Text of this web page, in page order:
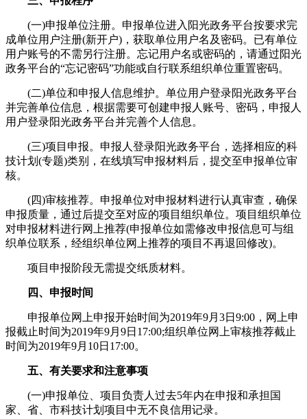
(一)申报单位注册。申报单位进入阳光政务平台按要求完
成单位用户注册(新开户)，获取单位用户名及密码。已有单位
用户账号的不需另行注册。忘记用户名或密码的，请通过阳光
政务平台的“忘记密码”功能或自行联系组织单位重置密码。
(二)单位和申报人信息维护。单位用户登录阳光政务平台
并完善单位信息，根据需要可创建申报人账号、密码，申报人
用户登录阳光政务平台并完善个人信息。
(三)项目申报。申报人登录阳光政务平台，选择相应的科
技计划(专题)类别，在线填写申报材料后，提交至申报单位审
核。
(四)审核推荐。申报单位对申报材料进行认真审查，确保
申报质量，通过后提交至对应的项目组织单位。项目组织单位
对申报材料进行网上推荐(申报单位如需修改申报信息可与组
织单位联系，经组织单位网上推荐的项目不再退回修改)。
项目申报阶段无需提交纸质材料。
四、申报时间
申报单位网上申报开始时间为2019年9月3日9:00，网上申
报截止时间为2019年9月9日17:00;组织单位网上审核推荐截止
时间为2019年9月10日17:00。
五、有关要求和注意事项
(一)申报单位、项目负责人过去5年内在申报和承担国
家、省、市科技计划项目中无不良信用记录。